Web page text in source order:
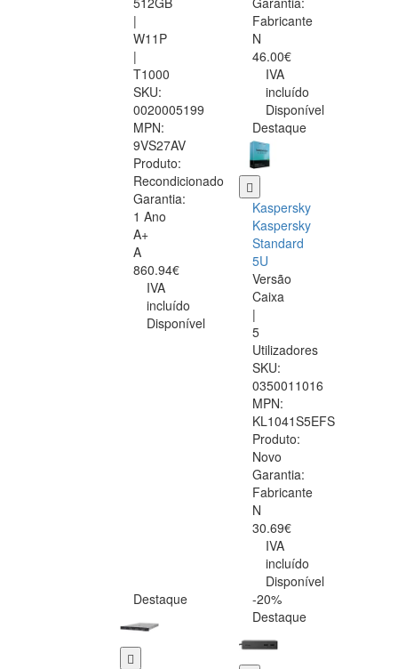
|
W11P
|
T1000
SKU:
0020005199
MPN:
9VS27AV
Produto:
Recondicionado
Garantia:
1 Ano
A+
A
860.94€
IVA
incluído
Disponível
Fabricante
N
46.00€
IVA
incluído
Disponível
Destaque
Kaspersky
Kaspersky
Standard
5U
Versão
Caixa
|
5
Utilizadores
SKU:
0350011016
MPN:
KL1041S5EFS
Produto:
Novo
Garantia:
Fabricante
N
30.69€
IVA
incluído
Disponível
Destaque
-20%
Destaque